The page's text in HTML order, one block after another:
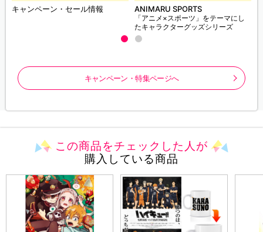
キャンペーン・セール情報 ANIMARU SPORTS
「アニメ×スポーツ」をテーマにし
たキャラクターグッズシリーズ
キャンペーン・特集ページへ
この商品をチェックした人が
購入している商品